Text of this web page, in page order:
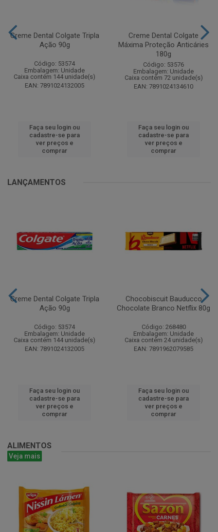
Creme Dental Colgate Tripla
Ação 90g
Código: 53574
Embalagem: Unidade
Caixa contém 144 unidade(s)
EAN: 7891024132005
Faça seu login ou
cadastre-se para
ver preços e
comprar
Creme Dental Colgate
Máxima Proteção Anticáries
180g
Código: 53576
Embalagem: Unidade
Caixa contém 72 unidade(s)
EAN: 7891024134610
Faça seu login ou
cadastre-se para
ver preços e
comprar
LANÇAMENTOS
Creme Dental Colgate Tripla
Ação 90g
Código: 53574
Embalagem: Unidade
Caixa contém 144 unidade(s)
EAN: 7891024132005
Faça seu login ou
cadastre-se para
ver preços e
comprar
Chocobiscuit Bauducco
Chocolate Branco Netflix 80g
Código: 268480
Embalagem: Unidade
Caixa contém 24 unidade(s)
EAN: 7891962079585
Faça seu login ou
cadastre-se para
ver preços e
comprar
ALIMENTOS
Veja mais